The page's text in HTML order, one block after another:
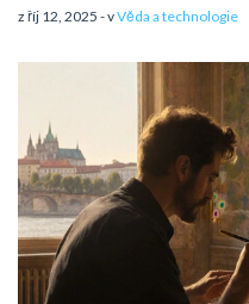
z říj 12, 2025 - vVěda a technologie